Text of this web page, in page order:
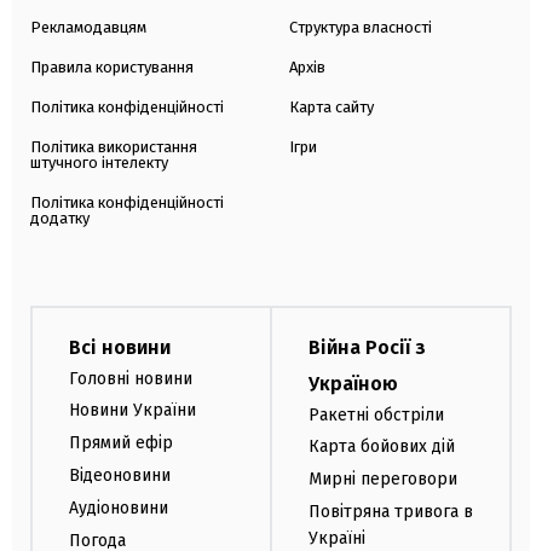
Рекламодавцям
Правила користування
Політика конфіденційності
Політика використання
штучного інтелекту
Політика конфіденційності
додатку
Структура власності
Архів
Карта сайту
Ігри
Всі новини
Головні новини
Новини України
Прямий ефір
Відеоновини
Аудіоновини
Погода
Війна Росії з
Україною
Ракетні обстріли
Карта бойових дій
Мирні переговори
Повітряна тривога в
Україні